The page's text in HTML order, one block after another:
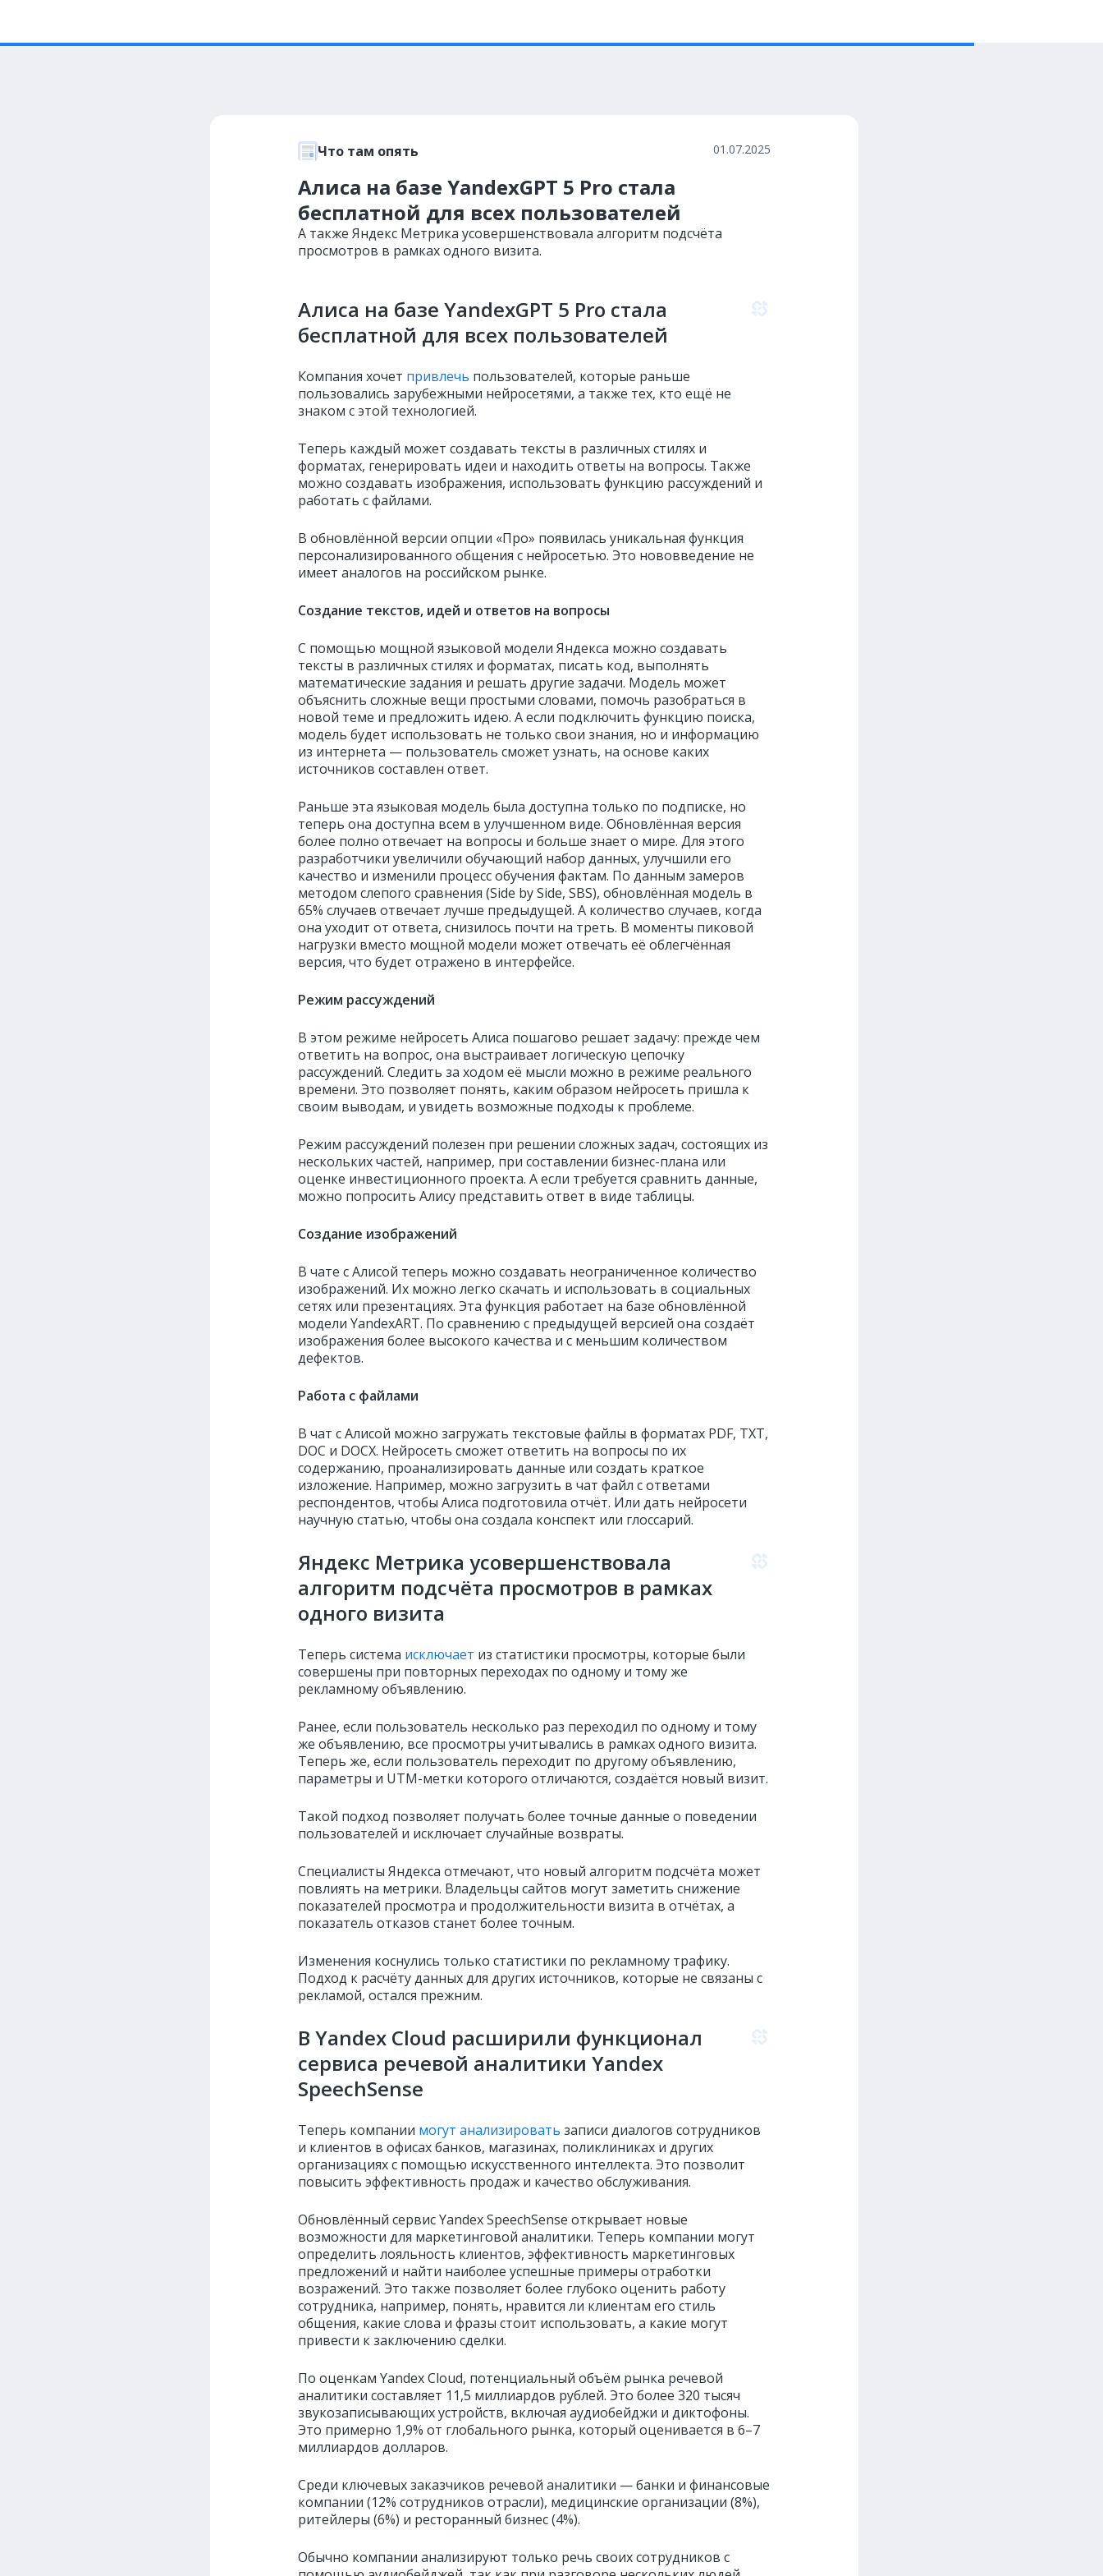
Что там опять 01.07.2025
Алиса на базе YandexGPT 5 Pro стала
бесплатной для всех пользователей
А также Яндекс Метрика усовершенствовала алгоритм подсчёта
просмотров в рамках одного визита.
Алиса на базе YandexGPT 5 Pro стала
бесплатной для всех пользователей
Компания хочет привлечь пользователей, которые раньше
пользовались зарубежными нейросетями, а также тех, кто ещё не
знаком с этой технологией.
Теперь каждый может создавать тексты в различных стилях и
форматах, генерировать идеи и находить ответы на вопросы. Также
можно создавать изображения, использовать функцию рассуждений и
работать с файлами.
В обновлённой версии опции «Про» появилась уникальная функция
персонализированного общения с нейросетью. Это нововведение не
имеет аналогов на российском рынке.
Создание текстов, идей и ответов на вопросы
С помощью мощной языковой модели Яндекса можно создавать
тексты в различных стилях и форматах, писать код, выполнять
математические задания и решать другие задачи. Модель может
объяснить сложные вещи простыми словами, помочь разобраться в
новой теме и предложить идею. А если подключить функцию поиска,
модель будет использовать не только свои знания, но и информацию
из интернета — пользователь сможет узнать, на основе каких
источников составлен ответ.
Раньше эта языковая модель была доступна только по подписке, но
теперь она доступна всем в улучшенном виде. Обновлённая версия
более полно отвечает на вопросы и больше знает о мире. Для этого
разработчики увеличили обучающий набор данных, улучшили его
качество и изменили процесс обучения фактам. По данным замеров
методом слепого сравнения (Side by Side, SBS), обновлённая модель в
65% случаев отвечает лучше предыдущей. А количество случаев, когда
она уходит от ответа, снизилось почти на треть. В моменты пиковой
нагрузки вместо мощной модели может отвечать её облегчённая
версия, что будет отражено в интерфейсе.
Режим рассуждений
В этом режиме нейросеть Алиса пошагово решает задачу: прежде чем
ответить на вопрос, она выстраивает логическую цепочку
рассуждений. Следить за ходом её мысли можно в режиме реального
времени. Это позволяет понять, каким образом нейросеть пришла к
своим выводам, и увидеть возможные подходы к проблеме.
Режим рассуждений полезен при решении сложных задач, состоящих из
нескольких частей, например, при составлении бизнес-плана или
оценке инвестиционного проекта. А если требуется сравнить данные,
можно попросить Алису представить ответ в виде таблицы.
Создание изображений
В чате с Алисой теперь можно создавать неограниченное количество
изображений. Их можно легко скачать и использовать в социальных
сетях или презентациях. Эта функция работает на базе обновлённой
модели YandexART. По сравнению с предыдущей версией она создаёт
изображения более высокого качества и с меньшим количеством
дефектов.
Работа с файлами
В чат с Алисой можно загружать текстовые файлы в форматах PDF, TXT,
DOC и DOCX. Нейросеть сможет ответить на вопросы по их
содержанию, проанализировать данные или создать краткое
изложение. Например, можно загрузить в чат файл с ответами
респондентов, чтобы Алиса подготовила отчёт. Или дать нейросети
научную статью, чтобы она создала конспект или глоссарий.
Яндекс Метрика усовершенствовала
алгоритм подсчёта просмотров в рамках
одного визита
Теперь система исключает из статистики просмотры, которые были
совершены при повторных переходах по одному и тому же
рекламному объявлению.
Ранее, если пользователь несколько раз переходил по одному и тому
же объявлению, все просмотры учитывались в рамках одного визита.
Теперь же, если пользователь переходит по другому объявлению,
параметры и UTM-метки которого отличаются, создаётся новый визит.
Такой подход позволяет получать более точные данные о поведении
пользователей и исключает случайные возвраты.
Специалисты Яндекса отмечают, что новый алгоритм подсчёта может
повлиять на метрики. Владельцы сайтов могут заметить снижение
показателей просмотра и продолжительности визита в отчётах, а
показатель отказов станет более точным.
Изменения коснулись только статистики по рекламному трафику.
Подход к расчёту данных для других источников, которые не связаны с
рекламой, остался прежним.
В Yandex Cloud расширили функционал
сервиса речевой аналитики Yandex
SpeechSense
Теперь компании могут анализировать записи диалогов сотрудников
и клиентов в офисах банков, магазинах, поликлиниках и других
организациях с помощью искусственного интеллекта. Это позволит
повысить эффективность продаж и качество обслуживания.
Обновлённый сервис Yandex SpeechSense открывает новые
возможности для маркетинговой аналитики. Теперь компании могут
определить лояльность клиентов, эффективность маркетинговых
предложений и найти наиболее успешные примеры отработки
возражений. Это также позволяет более глубоко оценить работу
сотрудника, например, понять, нравится ли клиентам его стиль
общения, какие слова и фразы стоит использовать, а какие могут
привести к заключению сделки.
По оценкам Yandex Cloud, потенциальный объём рынка речевой
аналитики составляет 11,5 миллиардов рублей. Это более 320 тысяч
звукозаписывающих устройств, включая аудиобейджи и диктофоны.
Это примерно 1,9% от глобального рынка, который оценивается в 6–7
миллиардов долларов.
Среди ключевых заказчиков речевой аналитики — банки и финансовые
компании (12% сотрудников отрасли), медицинские организации (8%),
ритейлеры (6%) и ресторанный бизнес (4%).
Обычно компании анализируют только речь своих сотрудников с